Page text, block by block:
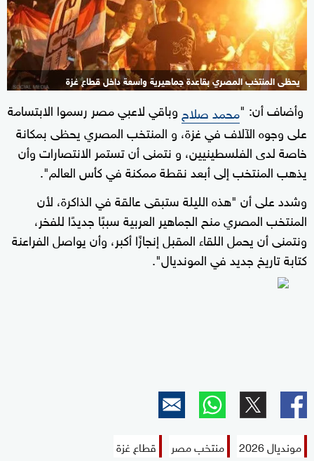
يحظى المنتخب المصري بقاعدة جماهيرية واسعة داخل قطاع غزة
وأضاف أن: "محمد صلاحوباقي لاعبي مصر رسموا الابتسامة
على وجوه الآلاف في غزة، و المنتخب المصري يحظى بمكانة
خاصة لدى الفلسطينيين، و نتمنى أن تستمر الانتصارات وأن
يذهب المنتخب إلى أبعد نقطة ممكنة في كأس العالم".
وشدد على أن "هذه الليلة ستبقى عالقة في الذاكرة، لأن
المنتخب المصري منح الجماهير العربية سببًا جديدًا للفخر،
ونتمنى أن يحمل اللقاء المقبل إنجازًا أكبر، وأن يواصل الفراعنة
كتابة تاريخ جديد في المونديال".
مونديال 2026 منتخب مصر قطاع غزة